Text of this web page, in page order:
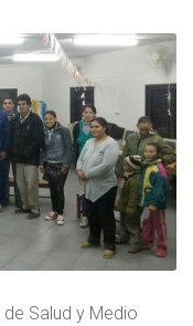
Salud y Medio